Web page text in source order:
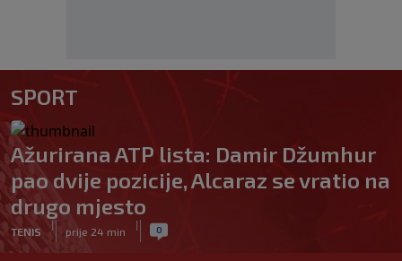
SPORT
Ažurirana ATP lista: Damir Džumhur
pao dvije pozicije, Alcaraz se vratio na
drugo mjesto
TENIS
|
prije 24 min
| 0